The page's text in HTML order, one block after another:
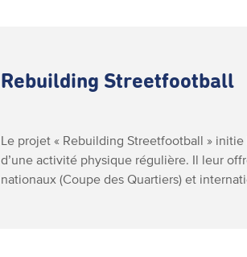
Rebuilding Streetfootball
Le projet « Rebuilding Streetfootball »
d’une activité physique régulière. Il leur
nationaux (Coupe des Quartiers) et